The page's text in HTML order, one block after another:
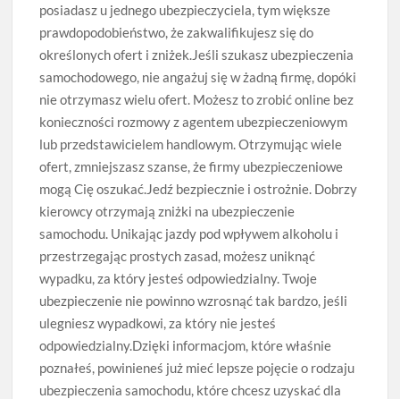
posiadasz u jednego ubezpieczyciela, tym większe
prawdopodobieństwo, że zakwalifikujesz się do
określonych ofert i zniżek.Jeśli szukasz ubezpieczenia
samochodowego, nie angażuj się w żadną firmę, dopóki
nie otrzymasz wielu ofert. Możesz to zrobić online bez
konieczności rozmowy z agentem ubezpieczeniowym
lub przedstawicielem handlowym. Otrzymując wiele
ofert, zmniejszasz szanse, że firmy ubezpieczeniowe
mogą Cię oszukać.Jedź bezpiecznie i ostrożnie. Dobrzy
kierowcy otrzymają zniżki na ubezpieczenie
samochodu. Unikając jazdy pod wpływem alkoholu i
przestrzegając prostych zasad, możesz uniknąć
wypadku, za który jesteś odpowiedzialny. Twoje
ubezpieczenie nie powinno wzrosnąć tak bardzo, jeśli
ulegniesz wypadkowi, za który nie jesteś
odpowiedzialny.Dzięki informacjom, które właśnie
poznałeś, powinieneś już mieć lepsze pojęcie o rodzaju
ubezpieczenia samochodu, które chcesz uzyskać dla